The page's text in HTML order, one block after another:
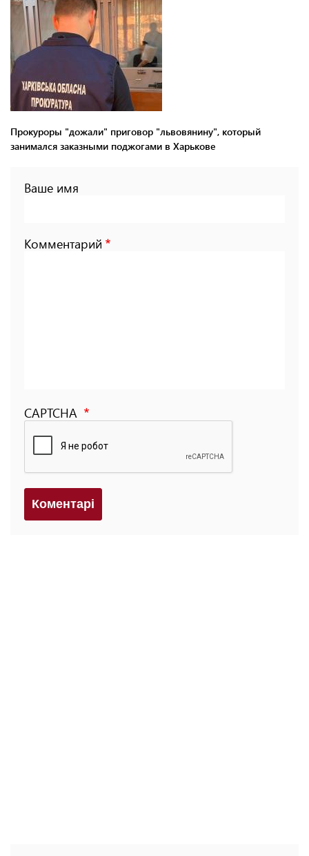
Прокуроры "дожали" приговор "львовянину", который
занимался заказными поджогами в Харькове
Ваше имя
Комментарий
CAPTCHA
Коментарi